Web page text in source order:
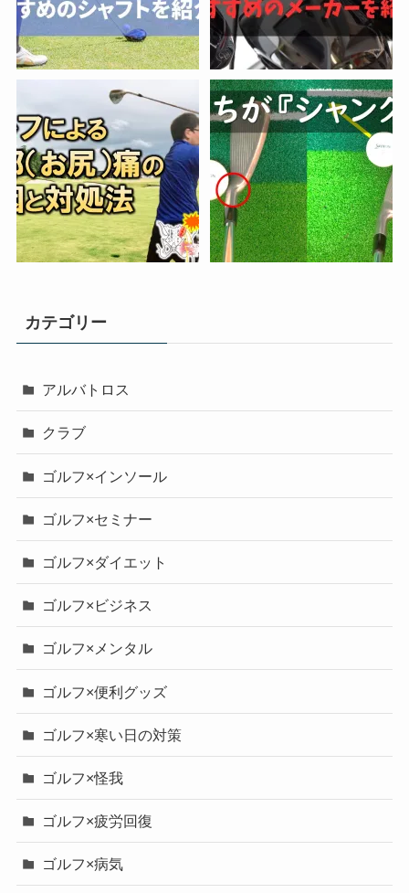
カテゴリー
アルバトロス
クラブ
ゴルフ×インソール
ゴルフ×セミナー
ゴルフ×ダイエット
ゴルフ×ビジネス
ゴルフ×メンタル
ゴルフ×便利グッズ
ゴルフ×寒い日の対策
ゴルフ×怪我
ゴルフ×疲労回復
ゴルフ×病気